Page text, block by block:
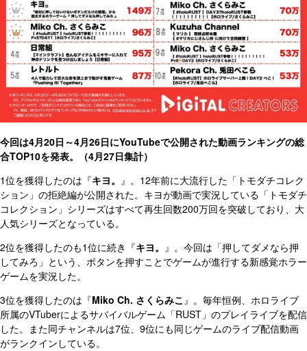
今回は4月20日～4月26日にYouTubeで公開された動画ランキングの総
合TOP10を発表。（4月27日集計）
1位を獲得したのは『キヨ。 』。12年前に大流行した「トモダチコレク
ション」の拒絶編が公開された。キヨが動画で実況している「トモダチ
コレクション」シリーズはすべて再生回数200万回を突破しており、大
人気シリーズとなっている。
2位を獲得したのも1位に続き『キヨ。 』。今回は「押してダメなら押
してみろ」という、ボタンを押すことでゲームが進行する新感覚ホラー
ゲームを実況した。
3位を獲得したのは『Miko Ch. さくらみこ』。毎年恒例、ホロライブ
所属のVTuberによるサバイバルゲーム「RUST」のプレイライブを配信
した。また同チャンネルは7位、9位にも同じゲームのライブ配信動画
がランクインしている。